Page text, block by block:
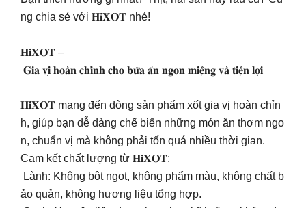
ng chia sẻ với 𝐇𝐢𝐗𝐎𝐓 nhé!
𝐇𝐢𝐗𝐎𝐓 –
𝐆𝐢𝐚 𝐯𝐢̣ 𝐡𝐨𝐚̀𝐧 𝐜𝐡𝐢̉𝐧𝐡 𝐜𝐡𝐨 𝐛𝐮̛̃𝐚 𝐚̆𝐧 𝐧𝐠𝐨𝐧 𝐦𝐢𝐞̣̂𝐧𝐠 𝐯𝐚̀ 𝐭𝐢𝐞̣̂𝐧 𝐥𝐨̛̣𝐢
𝐇𝐢𝐗𝐎𝐓 mang đến dòng sản phẩm xốt gia vị hoàn chỉn
h, giúp bạn dễ dàng chế biến những món ăn thơm ngo
n, chuẩn vị mà không phải tốn quá nhiều thời gian.
Cam kết chất lượng từ 𝐇𝐢𝐗𝐎𝐓:
Lành: Không bột ngọt, không phẩm màu, không chất b
ảo quản, không hương liệu tổng hợp.